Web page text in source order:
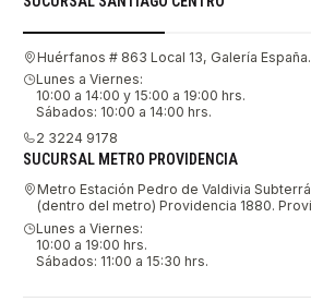
Huérfanos # 863 Local 13, Galería
Lunes a Viernes:
10:00 a 14:00 y 15:00 a 19:00 hrs.
Sábados: 10:00 a 14:00 hrs.
2 3224 9178
SUCURSAL METRO PROVIDENCIA
Metro Estación Pedro de Valdivia
(dentro del metro) Providencia 1880.
Lunes a Viernes:
10:00 a 19:00 hrs.
Sábados: 11:00 a 15:30 hrs.